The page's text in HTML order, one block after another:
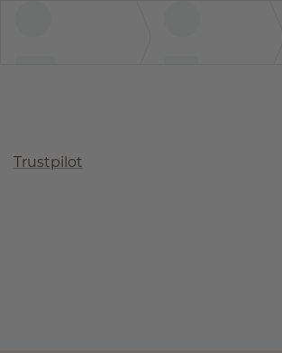
Trustpilot